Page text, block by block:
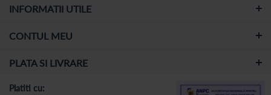
INFORMATII UTILE
CONTUL MEU
PLATA SI LIVRARE
Platiti cu: